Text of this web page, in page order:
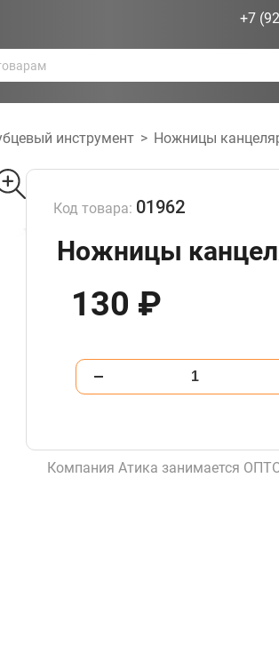
+7
инструмент > Ножницы
Код товара: 01962
Ножницы
130 ₽
Компания Атика занимается